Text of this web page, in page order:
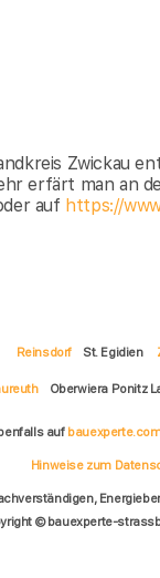
Zwickau
erfärt man an
auf https://
Reinsdorf St. Egidien
Oberwiera Ponitz
auf
Hinweise zum
© bauexperte-